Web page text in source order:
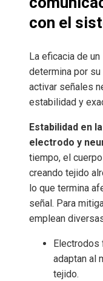
con el
La eficacia de
determina por su
activar señales
estabilidad y
Estabilidad en
electrodo y
tiempo, el
creando tejido
lo que termina
señal. Para
emplean
adaptan al
tejido.